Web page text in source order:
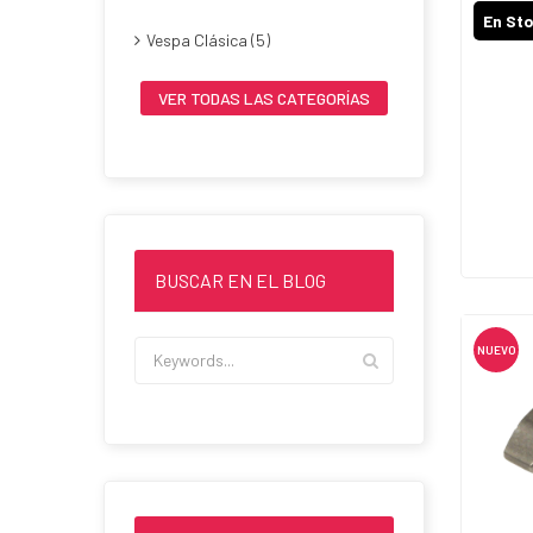
Vespa Clásica (5)
VER TODAS LAS CATEGORÍAS
BUSCAR EN EL BLOG
En
NUEVO